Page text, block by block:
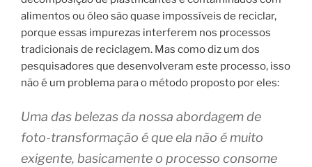
alimentos ou óleo são quase impossíveis de reciclar,
porque essas impurezas interferem nos processos
tradicionais de reciclagem. Mas como diz um dos
pesquisadores que desenvolveram este processo, isso
não é um problema para o método proposto por eles:
Uma das belezas da nossa abordagem de
foto-transformação é que ela não é muito
exigente, basicamente o processo consome